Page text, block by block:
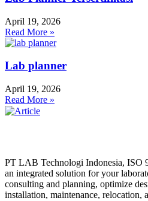
April 19, 2026
Read More »
Lab planner
April 19, 2026
Read More »
PT LAB Technologi Indonesia, ISO
an integrated solution for your
consulting and planning, optimize
installation, maintenance, relocation,